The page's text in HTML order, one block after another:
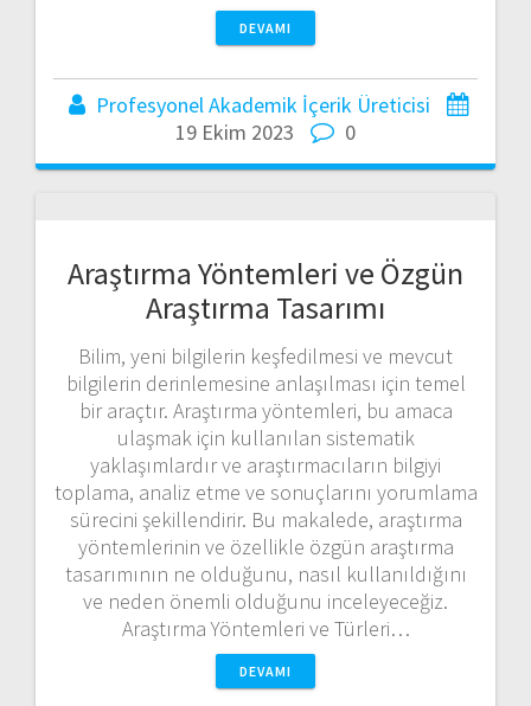
DEVAMI
Profesyonel Akademik İçerik Üreticisi
19 Ekim 2023
0
Araştırma Yöntemleri ve Özgün
Araştırma Tasarımı
Bilim, yeni bilgilerin keşfedilmesi ve mevcut
bilgilerin derinlemesine anlaşılması için temel
bir araçtır. Araştırma yöntemleri, bu amaca
ulaşmak için kullanılan sistematik
yaklaşımlardır ve araştırmacıların bilgiyi
toplama, analiz etme ve sonuçlarını yorumlama
sürecini şekillendirir. Bu makalede, araştırma
yöntemlerinin ve özellikle özgün araştırma
tasarımının ne olduğunu, nasıl kullanıldığını
ve neden önemli olduğunu inceleyeceğiz.
Araştırma Yöntemleri ve Türleri…
DEVAMI